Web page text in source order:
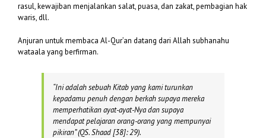
rasul, kewajiban menjalankan salat, puasa, dan zakat, pembagian hak
waris, dll.
Anjuran untuk membaca Al-Qur’an datang dari Allah subhanahu
wataala yang berfirman.
“Ini adalah sebuah Kitab yang kami turunkan
kepadamu penuh dengan berkah supaya mereka
memperhatikan ayat-ayat-Nya dan supaya
mendapat pelajaran orang-orang yang mempunyai
pikiran”(QS. Shaad [38]: 29).